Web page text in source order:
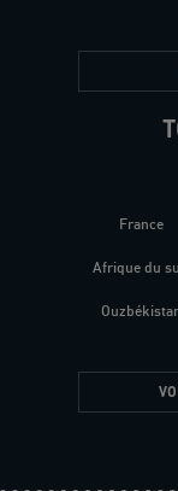
France
Afrique du